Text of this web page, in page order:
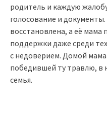
родитель и каждую
голосование и
восстановлена, а её мама
поддержки даже среди
с недоверием. Домой
победившей ту травлю, в
семья.